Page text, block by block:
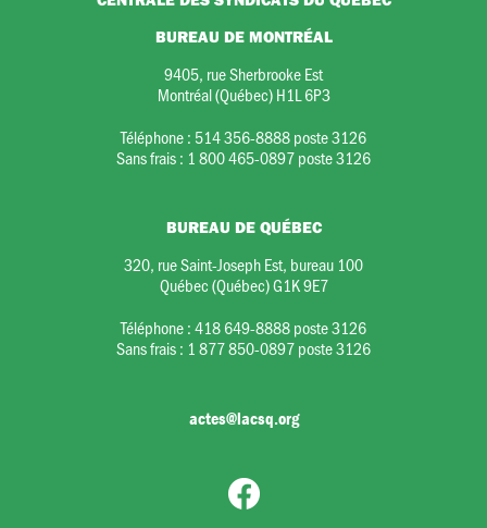
BUREAU DE MONTRÉAL
9405, rue Sherbrooke Est
Montréal (Québec) H1L 6P3
Téléphone : 514 356-8888 poste 3126
Sans frais : 1 800 465-0897 poste 3126
BUREAU DE QUÉBEC
320, rue Saint-Joseph Est, bureau 100
Québec (Québec) G1K 9E7
Téléphone :418 649-8888 poste 3126
Sans frais : 1 877 850-0897 poste 3126
actes@lacsq.org